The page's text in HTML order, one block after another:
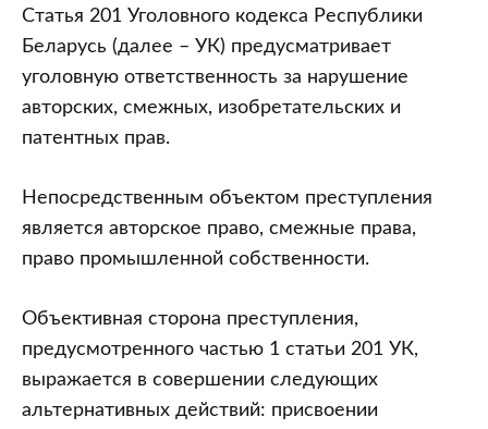
Статья 201 Уголовного кодекса Республики
Беларусь (далее – УК) предусматривает
уголовную ответственность за нарушение
авторских, смежных, изобретательских и
патентных прав.
Непосредственным объектом преступления
является авторское право, смежные права,
право промышленной собственности.
Объективная сторона преступления,
предусмотренного частью 1 статьи 201 УК,
выражается в совершении следующих
альтернативных действий: присвоении